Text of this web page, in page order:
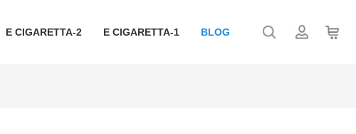
E CIGARETTA-2 E CIGARETTA-1 BLOG